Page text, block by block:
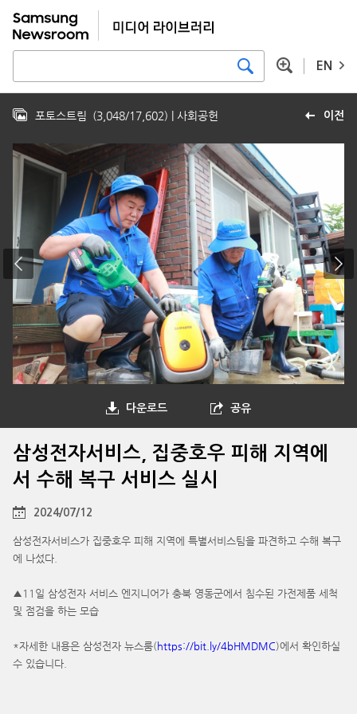
EN
이전
포토스트림 (3,048/17,602) | 사회공헌
다운로드 공유
삼성전자서비스, 집중호우 피해 지역에
서 수해 복구 서비스 실시
2024/07/12
삼성전자서비스가 집중호우 피해 지역에 특별서비스팀을 파견하고 수해 복구
에 나섰다.
▲11일 삼성전자 서비스 엔지니어가 충북 영동군에서 침수된 가전제품 세척
및 점검을 하는 모습
*자세한 내용은 삼성전자 뉴스룸(https://bit.ly/4bHMDMC)에서 확인하실
수 있습니다.